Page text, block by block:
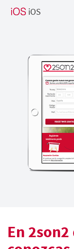
iOS
En